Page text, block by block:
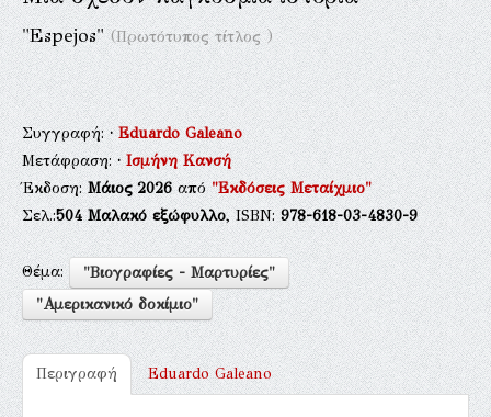
"Espejos"(Πρωτότυπος τίτλος )
Συγγραφή:·Eduardo Galeano
Μετάφραση:·Ισμήνη Κανσή
Έκδοση:Μάιος 2026από"Εκδόσεις Μεταίχμιο"
Σελ.:504 Μαλακό εξώφυλλο, ISBN:978-618-03-4830-9
Θέμα:
"Βιογραφίες - Μαρτυρίες"
"Αμερικανικό δοκίμιο"
Περιγραφή Eduardo Galeano